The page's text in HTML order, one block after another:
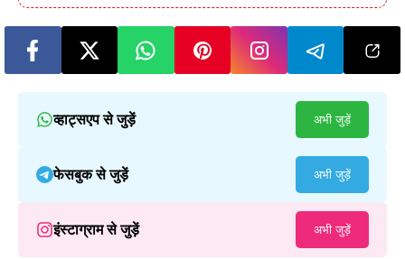
व्हाट्सएप से जुड़ें अभी जुड़ें
फेसबुक से जुड़ें अभी जुड़ें
इंस्टाग्राम से जुड़ें अभी जुड़ें